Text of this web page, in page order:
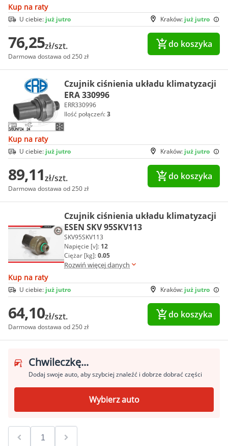
Kup na raty
Kraków: już jutro
U ciebie: już jutro
76,25zł/szt.
Darmowa dostawa od 250 zł
do koszyka
Czujnik ciśnienia układu klimatyzacji
ERA 330996
ERR330996
Ilość połączeń:3
Kup na raty
Kraków: już jutro
U ciebie: już jutro
89,11zł/szt.
Darmowa dostawa od 250 zł
do koszyka
Czujnik ciśnienia układu klimatyzacji
ESEN SKV 95SKV113
SKV95SKV113
Napięcie [v]: 12
Ciężar [kg]:0.05
Rozwiń więcej danych
Kup na raty
Kraków: już jutro
U ciebie: już jutro
64,10zł/szt.
Darmowa dostawa od 250 zł
do koszyka
Chwileczkę...
Dodaj swoje auto, aby szybciej znaleźć i dobrze dobrać części
Wybierz auto